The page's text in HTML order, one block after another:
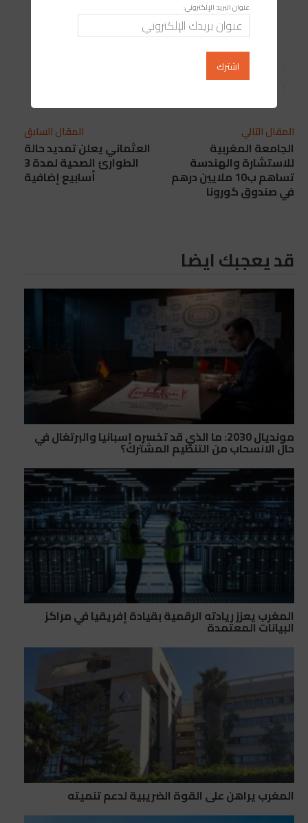
المقال السابق
العثماني يعلن تمديد حالة
الطوارئ الصحية لمدة 3
أسابيع إضافية‎
المقال التالي
الجامعة المغربية
للاستشارة والهندسة
تساهم ب10 ملايين درهم
في صندوق كورونا
قد يعجبك ايضا
مونديال 2030: ما الذي قد تخسره إسبانيا والبرتغال في
حال الانسحاب من التنظيم المشترك؟
المغرب يعزز ريادته الرقمية بقيادة إفريقيا في مراكز
البيانات المعتمدة
المغرب يراهن على القوة الضريبية لدعم تنميته
عنوان البريد الإلكتروني: